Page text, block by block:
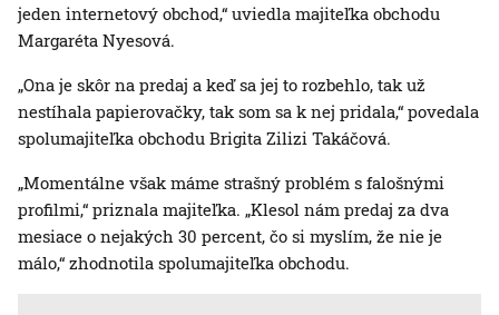
jeden internetový obchod,“ uviedla majiteľka obchodu
Margaréta Nyesová.
„Ona je skôr na predaj a keď sa jej to rozbehlo, tak už
nestíhala papierovačky, tak som sa k nej pridala,“ povedala
spolumajiteľka obchodu Brigita Zilizi Takáčová.
„Momentálne však máme strašný problém s falošnými
profilmi,“ priznala majiteľka. „Klesol nám predaj za dva
mesiace o nejakých 30 percent, čo si myslím, že nie je
málo,“ zhodnotila spolumajiteľka obchodu.